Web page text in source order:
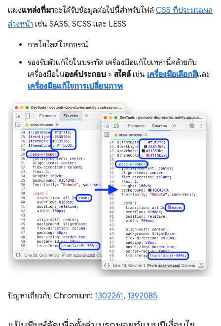
แผงแหล่งที่มาจะได้รับข้อมูลต่อไปนี้สำหรับไฟล์CSS ที่ประมวลผล
ล่วงหน้า เช่น SASS, SCSS และ LESS
การไฮไลต์ไวยากรณ์
รองรับตัวแก้ไขในบรรทัด เครื่องมือแก้ไขเหล่านี้คล้ายกับ
เครื่องมือในองค์ประกอบ > สไตล์เช่น เครื่องมือเลือกสีและ
เครื่องมือแก้ไขการเปลี่ยนภาพ
ปัญหาเกี่ยวกับ Chromium: 1302261, 1392085